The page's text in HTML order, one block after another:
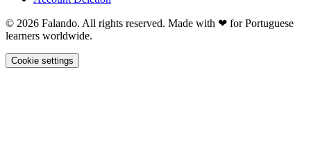
© 2026 Falando. All rights reserved. Made with ❤ for Portuguese
learners worldwide.
Cookie settings